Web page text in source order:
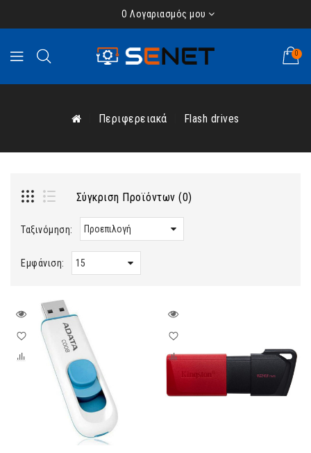
Ο Λογαριασμός μου
0
Περιφερειακά Flash drives
Σύγκριση Προϊόντων (0)
Ταξινόμηση:
Εμφάνιση: